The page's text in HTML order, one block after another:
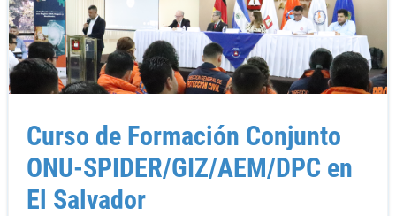
Curso de Formación Conjunto
ONU-SPIDER/GIZ/AEM/DPC en
El Salvador